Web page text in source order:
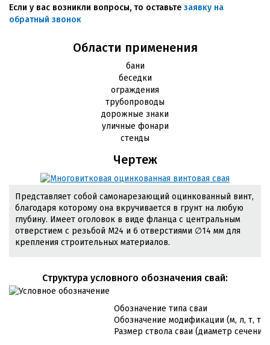
Если у вас возникли вопросы, то оставьте заявку на
обратный звонок
Области применения
бани
беседки
ограждения
трубопроводы
дорожные знаки
уличные фонари
стенды
Чертеж
Представляет собой самонарезающий оцинкованный винт,
благодаря которому она вкручивается в грунт на любую
глубину. Имеет оголовок в виде фланца с центральным
отверстием с резьбой М24 и 6 отверстиями ∅14 мм для
крепления строительных материалов.
Cтруктура условного обозначения свай:
Обозначение типа сваи
Обозначение модификации (м, л, т, т/
Размер ствола сваи (диаметр